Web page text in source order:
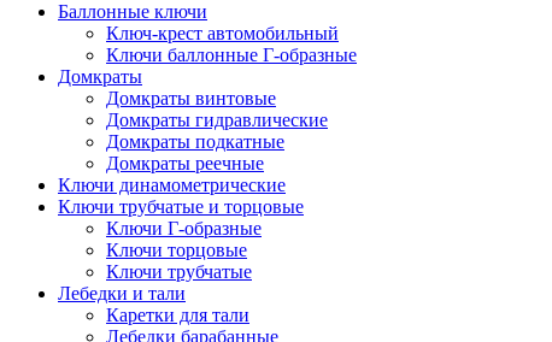
Баллонные ключи
Ключ-крест автомобильный
Ключи баллонные Г-образные
Домкраты
Домкраты винтовые
Домкраты гидравлические
Домкраты подкатные
Домкраты реечные
Ключи динамометрические
Ключи трубчатые и торцовые
Ключи Г-образные
Ключи торцовые
Ключи трубчатые
Лебедки и тали
Каретки для тали
Лебедки барабанные